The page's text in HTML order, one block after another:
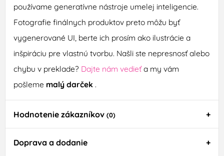
používame generatívne nástroje umelej inteligencie.
Fotografie finálnych produktov preto môžu byť
vygenerované UI, berte ich prosím ako ilustrácie a
inšpiráciu pre vlastnú tvorbu. Našli ste nepresnosť alebo
chybu v preklade? Dajte nám vedieťa my vám
pošleme malý darček .
Hodnotenie zákazníkov (0)
Doprava a dodanie